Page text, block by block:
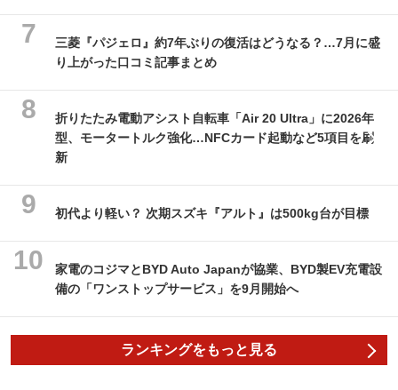
三菱『パジェロ』約7年ぶりの復活はどうなる？…7月に盛
り上がった口コミ記事まとめ
折りたたみ電動アシスト自転車「Air 20 Ultra」に2026年
型、モータートルク強化…NFCカード起動など5項目を刷
新
初代より軽い？ 次期スズキ『アルト』は500kg台が目標
家電のコジマとBYD Auto Japanが協業、BYD製EV充電設
備の「ワンストップサービス」を9月開始へ
ランキングをもっと見る